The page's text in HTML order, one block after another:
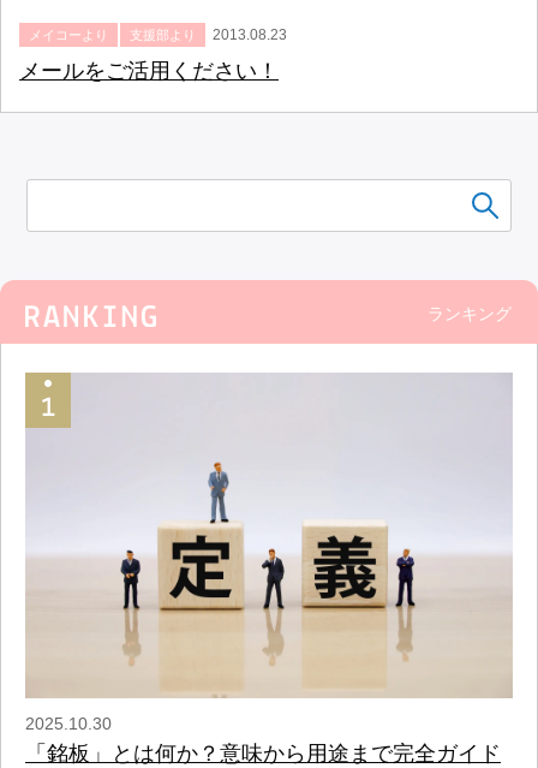
ランキング
2025.10.30
「銘板」とは何か？意味から用途まで完全ガイド
メイコーより 支援部より 2013.08.23
メールをご活用ください！